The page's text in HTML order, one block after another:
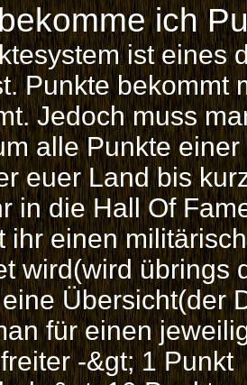
ich
ist eines
Punkte bekommt
Jedoch muss
alle Punkte
euer Land bis
in die Hall Of
ihr einen
wird(wird übrings
Übersicht(der
für einen
-&gt; 1 Punkt